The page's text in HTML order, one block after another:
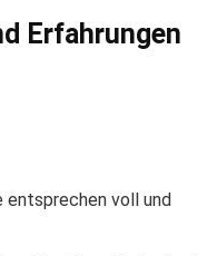
Erfahrungen
entsprechen voll und